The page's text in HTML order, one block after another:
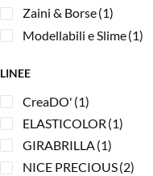
Zaini & Borse(1)
Modellabili e Slime(1)
LINEE
CreaDO' (1)
ELASTICOLOR (1)
GIRABRILLA(1)
NICE PRECIOUS(2)